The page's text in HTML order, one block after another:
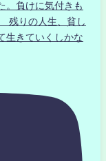
。負けに気付きも
残りの人生、貧し
生きていくしかな